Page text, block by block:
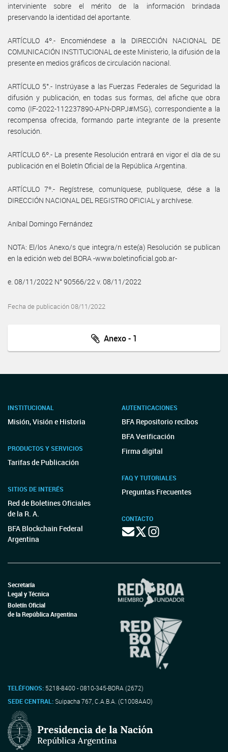
interviniente sobre el mérito de la información brindada
preservando la identidad del aportante.
ARTÍCULO 4º.- Encomiéndese a la DIRECCIÓN NACIONAL DE
COMUNICACIÓN INSTITUCIONAL de este Ministerio, la difusión de la
presente en medios gráficos de circulación nacional.
ARTÍCULO 5°.- Instrúyase a las Fuerzas Federales de Seguridad la
difusión y publicación, en todas sus formas, del afiche que obra
como (IF-2022-112237890-APN-DRPJ#MSG), correspondiente a la
recompensa ofrecida, formando parte integrante de la presente
resolución.
ARTÍCULO 6º.- La presente Resolución entrará en vigor el día de su
publicación en el Boletín Oficial de la República Argentina.
ARTÍCULO 7º.- Regístrese, comuníquese, publíquese, dése a la
DIRECCIÓN NACIONAL DEL REGISTRO OFICIAL y archívese.
Aníbal Domingo Fernández
NOTA: El/los Anexo/s que integra/n este(a) Resolución se publican
en la edición web del BORA -www.boletinoficial.gob.ar-
e. 08/11/2022 N° 90566/22 v. 08/11/2022
Fecha de publicación 08/11/2022
Anexo - 1
INSTITUCIONAL
Misión, Visión e Historia
PRODUCTOS Y SERVICIOS
Tarifas de Publicación
SITIOS DE INTERÉS
Red de Boletines Oficiales
de la R. A.
BFA Blockchain Federal
Argentina
AUTENTICACIONES
BFA Repositorio recibos
BFA Verificación
Firma digital
FAQ Y TUTORIALES
Preguntas Frecuentes
CONTACTO
Secretaría
Legal y Técnica
Boletín Oficial
de la República Argentina
TELÉFONOS: 5218-8400 - 0810-345-BORA (2672)
SEDE CENTRAL:Suipacha 767, C.A.B.A. (C1008AAO)